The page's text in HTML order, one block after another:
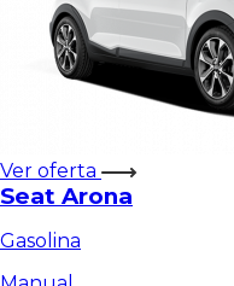
Ver oferta
Seat Arona
Gasolina